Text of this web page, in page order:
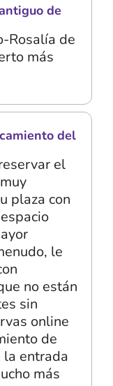
de
Rosalía de
más
del
el
plaza con
le
no están
sin
online
de
la entrada
más